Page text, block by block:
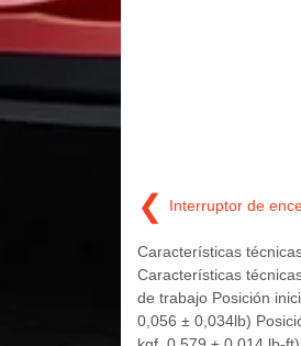
❮ Interruptor de
Características
Características
de trabajo Posición
0,056 ± 0,034lb)